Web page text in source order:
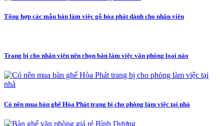
Tổng hợp các mẫu bàn làm việc gỗ hòa phát dành cho nhân viên
Trang bị cho nhân viên nên chọn bàn làm việc văn phòng loại nào
Có nên mua bàn ghế Hòa Phát trang bị cho phòng làm việc tại nhà